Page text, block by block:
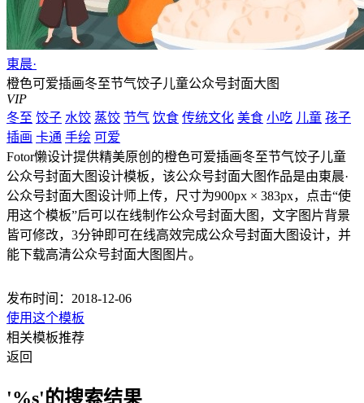
東晨·
橙色可爱插画冬至节气饺子儿童公众号封面大图
VIP
冬至 饺子 水饺 蒸饺 节气 饮食 传统文化 美食 小吃 儿童 孩子
插画 卡通 手绘 可爱
Fotor懒设计提供精美原创的橙色可爱插画冬至节气饺子儿童
公众号封面大图设计模板，该公众号封面大图作品是由東晨·
公众号封面大图设计师上传，尺寸为900px × 383px，点击“使
用这个模板”后可以在线制作公众号封面大图，文字图片背景
皆可修改，3分钟即可在线高效完成公众号封面大图设计，并
能下载高清公众号封面大图图片。
发布时间：2018-12-06
使用这个模板
相关模板推荐
返回
'%s'的搜索结果